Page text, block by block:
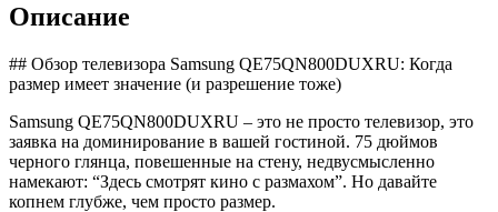
Описание
## Обзор телевизора Samsung QE75QN800DUXRU: Когда
размер имеет значение (и разрешение тоже)
Samsung QE75QN800DUXRU – это не просто телевизор, это
заявка на доминирование в вашей гостиной. 75 дюймов
черного глянца, повешенные на стену, недвусмысленно
намекают: “Здесь смотрят кино с размахом”. Но давайте
копнем глубже, чем просто размер.